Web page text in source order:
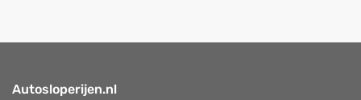
Autosloperijen.nl